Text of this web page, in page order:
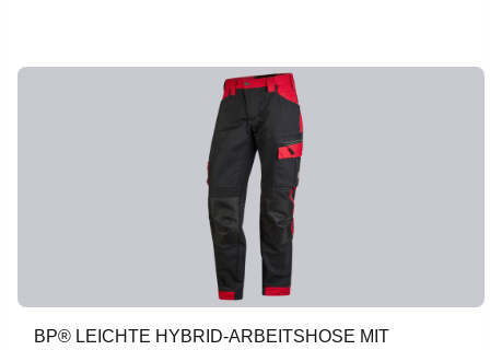
BP® LEICHTE HYBRID-ARBEITSHOSE MIT